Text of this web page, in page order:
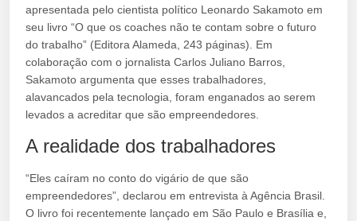
apresentada pelo cientista político Leonardo Sakamoto em
seu livro “O que os coaches não te contam sobre o futuro
do trabalho” (Editora Alameda, 243 páginas). Em
colaboração com o jornalista Carlos Juliano Barros,
Sakamoto argumenta que esses trabalhadores,
alavancados pela tecnologia, foram enganados ao serem
levados a acreditar que são empreendedores.
A realidade dos trabalhadores
“Eles caíram no conto do vigário de que são
empreendedores”, declarou em entrevista à Agência Brasil.
O livro foi recentemente lançado em São Paulo e Brasília e,